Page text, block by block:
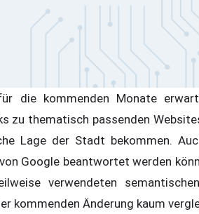
die kommenden Monate
zu thematisch passenden
Lage der Stadt bekommen.
Google beantwortet werden
verwendeten
kommenden Änderung kaum